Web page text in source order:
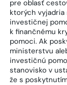
pre oblasť
ktorých vyjadria
investičnej
k finančnému
pomoci. Ak
ministerstvu
investičnú
stanovisko v
že s